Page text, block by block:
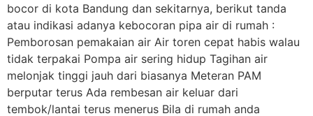
bocor di kota Bandung dan sekitarnya, berikut tanda
atau indikasi adanya kebocoran pipa air di rumah :
Pemborosan pemakaian air Air toren cepat habis walau
tidak terpakai Pompa air sering hidup Tagihan air
melonjak tinggi jauh dari biasanya Meteran PAM
berputar terus Ada rembesan air keluar dari
tembok/lantai terus menerus Bila di rumah anda